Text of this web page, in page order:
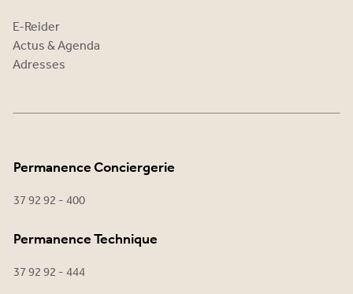
E-Reider
Actus & Agenda
Adresses
Permanence Conciergerie
37 92 92 - 400
Permanence Technique
37 92 92 - 444